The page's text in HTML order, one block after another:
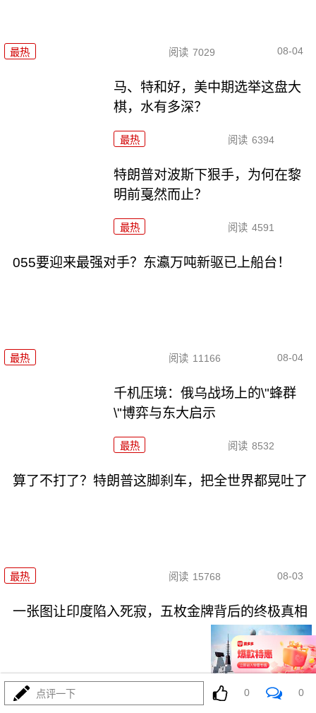
最热 阅读 7029 08-04
马、特和好，美中期选举这盘大
棋，水有多深？
最热 阅读 6394
特朗普对波斯下狠手，为何在黎
明前戛然而止？
最热 阅读 4591
055要迎来最强对手？东瀛万吨新驱已上船台！
最热 阅读 11166 08-04
千机压境：俄乌战场上的\"蜂群
\"博弈与东大启示
最热 阅读 8532
算了不打了？特朗普这脚刹车，把全世界都晃吐了
最热 阅读 15768 08-03
一张图让印度陷入死寂，五枚金牌背后的终极真相
最热 阅读 10966
点评一下 0 0